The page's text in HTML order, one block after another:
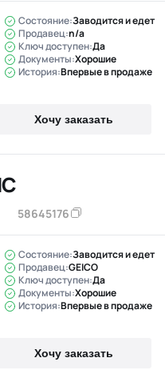
Состояние:Заводится и едет
Продавец:n/a
Ключ доступен:Да
Документы:Хорошие
История:Впервые в продаже
Хочу заказать
58645176
Состояние:Заводится и едет
Продавец:GEICO
Ключ доступен:Да
Документы:Хорошие
История:Впервые в продаже
Хочу заказать